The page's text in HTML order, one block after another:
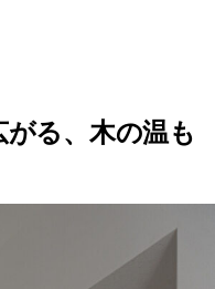
る、木の温も